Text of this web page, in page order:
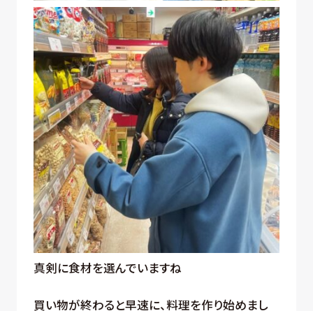
真剣に食材を選んでいますね
買い物が終わると早速に、料理を作り始めまし